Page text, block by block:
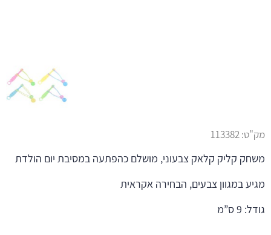
מק"ט:113382
משחק קליק קלאק צבעוני, מושלם כהפתעה במסיבת יום הולדת
מגיע במגוון צבעים, הבחירה אקראית
גודל: 9 ס”מ